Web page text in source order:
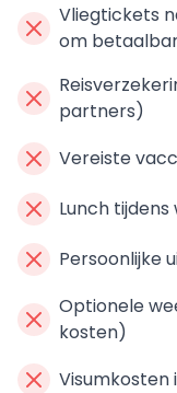
Vliegtickets
om
partners)
Vereiste
Lunch
Persoonlijke
Optionele
kosten)
Visumkosten